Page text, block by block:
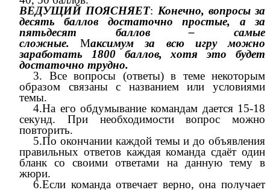
ВЕДУЩИЙ ПОЯСНЯЕТ: Конечно, вопросы за
десять баллов достаточно простые, а за
пятьдесят баллов – самые
сложные. Максимум за всю игру можно
заработать 1800 баллов, хотя это будет
достаточно трудно.
3. Все вопросы (ответы) в теме некоторым
образом связаны с названием или условиями
темы.
4.На его обдумывание командам дается 15-18
секунд. При необходимости вопрос можно
повторить.
5.По окончании каждой темы и до объявления
правильных ответов каждая команда сдаёт один
бланк со своими ответами на данную тему в
жюри.
6.Если команда отвечает верно, она получает